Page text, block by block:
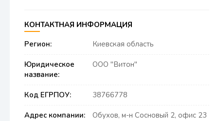
КОНТАКТНАЯ ИНФОРМАЦИЯ
Регион:
Киевская область
Юридическое
название:
ООО "Витон"
Код ЕГРПОУ: 38766778
Адрес компании: Обухов, м-н Сосновый 2, офис 23